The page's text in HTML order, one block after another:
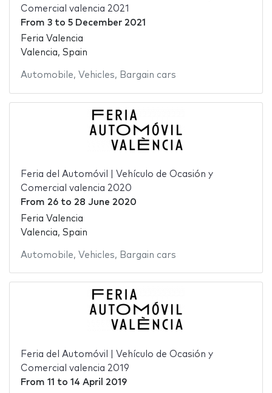
Comercial valencia 2021
From 3to 5 December 2021
Feria Valencia
Valencia, Spain
Automobile, Vehicles, Bargain cars
Feria del Automóvil | Vehículo de Ocasión y
Comercial valencia 2020
From 26to 28 June 2020
Feria Valencia
Valencia, Spain
Automobile, Vehicles, Bargain cars
Feria del Automóvil | Vehículo de Ocasión y
Comercial valencia 2019
From 11 to 14 April 2019